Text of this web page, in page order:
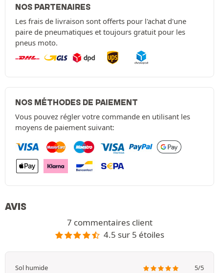
NOS PARTENAIRES
Les frais de livraison sont offerts pour l'achat d'une
paire de pneumatiques et toujours gratuit pour les
pneus moto.
NOS MÉTHODES DE PAIEMENT
Vous pouvez régler votre commande en utilisant les
moyens de paiement suivant:
AVIS
7 commentaires client
4.5 sur 5 étoiles
Sol humide
5/5